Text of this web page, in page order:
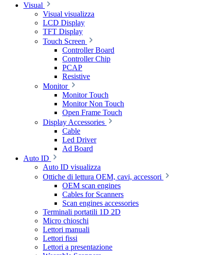
Visual
Visual visualizza
LCD Display
TFT Display
Touch Screen
Controller Board
Controller Chip
PCAP
Resistive
Monitor
Monitor Touch
Monitor Non Touch
Open Frame Touch
Display Accessories
Cable
Led Driver
Ad Board
Auto ID
Auto ID visualizza
Ottiche di lettura OEM, cavi, accessori
OEM scan engines
Cables for Scanners
Scan engines accessories
Terminali portatili 1D 2D
Micro chioschi
Lettori manuali
Lettori fissi
Lettori a presentazione